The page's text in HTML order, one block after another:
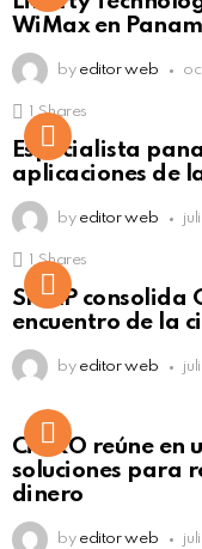
WiMax en
by editor web
Shares
Especialista
aplicaciones de
by editor web
Shares
SISAP consolida
encuentro de la
by editor web
CiNKO reúne en
soluciones para
dinero
by editor web